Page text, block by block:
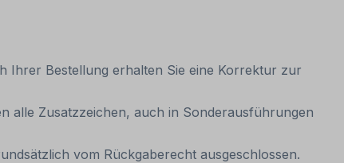
Ihrer Bestellung erhalten Sie eine Korrektur zur
alle Zusatzzeichen, auch in Sonderausführungen
vom Rückgaberecht ausgeschlossen.